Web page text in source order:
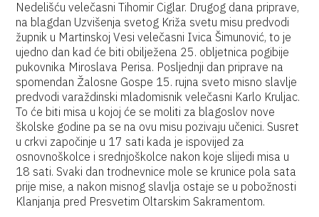
Nedelišću velečasni Tihomir Ciglar. Drugog dana priprave,
na blagdan Uzvišenja svetog Križa svetu misu predvodi
župnik u Martinskoj Vesi velečasni Ivica Šimunović, to je
ujedno dan kad će biti obilježena 25. obljetnica pogibije
pukovnika Miroslava Perisa. Posljednji dan priprave na
spomendan Žalosne Gospe 15. rujna sveto misno slavlje
predvodi varaždinski mladomisnik velečasni Karlo Kruljac.
To će biti misa u kojoj će se moliti za blagoslov nove
školske godine pa se na ovu misu pozivaju učenici. Susret
u crkvi započinje u 17 sati kada je ispovijed za
osnovnoškolce i srednjoškolce nakon koje slijedi misa u
18 sati. Svaki dan trodnevnice mole se krunice pola sata
prije mise, a nakon misnog slavlja ostaje se u pobožnosti
Klanjanja pred Presvetim Oltarskim Sakramentom.